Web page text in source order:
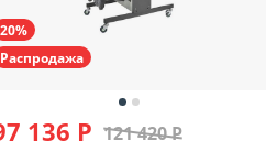
20%
Распродажа
136 Р 121 420 Р